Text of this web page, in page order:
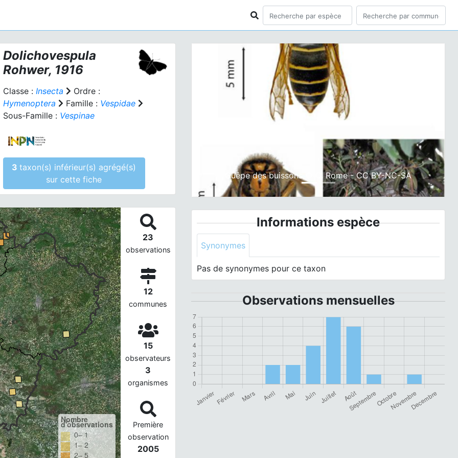
Dolichovespula
Rohwer, 1916
Classe : Insecta
Ordre :
Hymenoptera
Famille : Vespidae
Sous-Famille : Vespinae
3taxon(s) inférieur(s) agrégé(s)
sur cette fiche
Nombre
d'observations
0– 1
1– 2
2– 5
23
observations
12
communes
15
observateurs
3
organismes
Première
observation
2005
Guêpe des buissons © Q. Rome - CC BY-NC-SA
Informations espèce
Synonymes
Pas de synonymes pour ce taxon
Observations mensuelles